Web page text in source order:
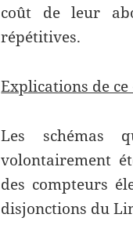
coût de leur
répétitives.
Explications de
Les schémas
volontairement
des compteurs
disjonctions du